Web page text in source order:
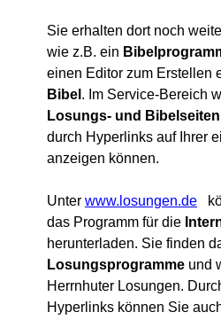
Sie erhalten dort noch
wie z.B. ein
einen Editor zum Erstellen
Bibel . Im Service-Bereich
Losungs- und Bibelseiten
durch Hyperlinks auf Ihrer
anzeigen können.
Unter www.losungen.de
das Programm für die
herunterladen. Sie finden
Losungsprogramme und
Herrnhuter Losungen.
Hyperlinks können Sie